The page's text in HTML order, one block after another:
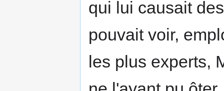
qui lui causait
pouvait voir,
les plus experts,